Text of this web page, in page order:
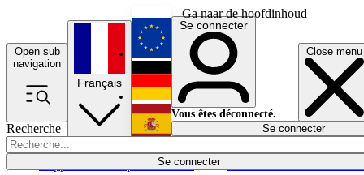
Ga naar de hoofdinhoud
Open sub
navigation
Close menu
Recherche
Se connecter
Économie
Français
English
Deutsch
Español
Se connecter
Vous êtes déconnecté.
Se connecter